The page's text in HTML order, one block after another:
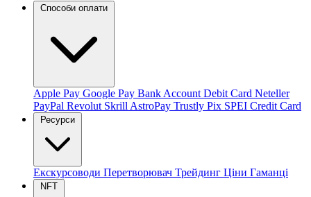
Способи оплати
Apple Pay Google Pay Bank Account Debit Card Neteller
PayPal Revolut Skrill AstroPay Trustly Pix SPEI Credit Card
Ресурси
Екскурсоводи Перетворювач Трейдинг Ціни Гаманці
NFT